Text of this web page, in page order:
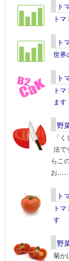
ト
ト
ト
世界
ト
ト
ます
野
「
法で
らこ
お……
ト
ト
す
野
菊か